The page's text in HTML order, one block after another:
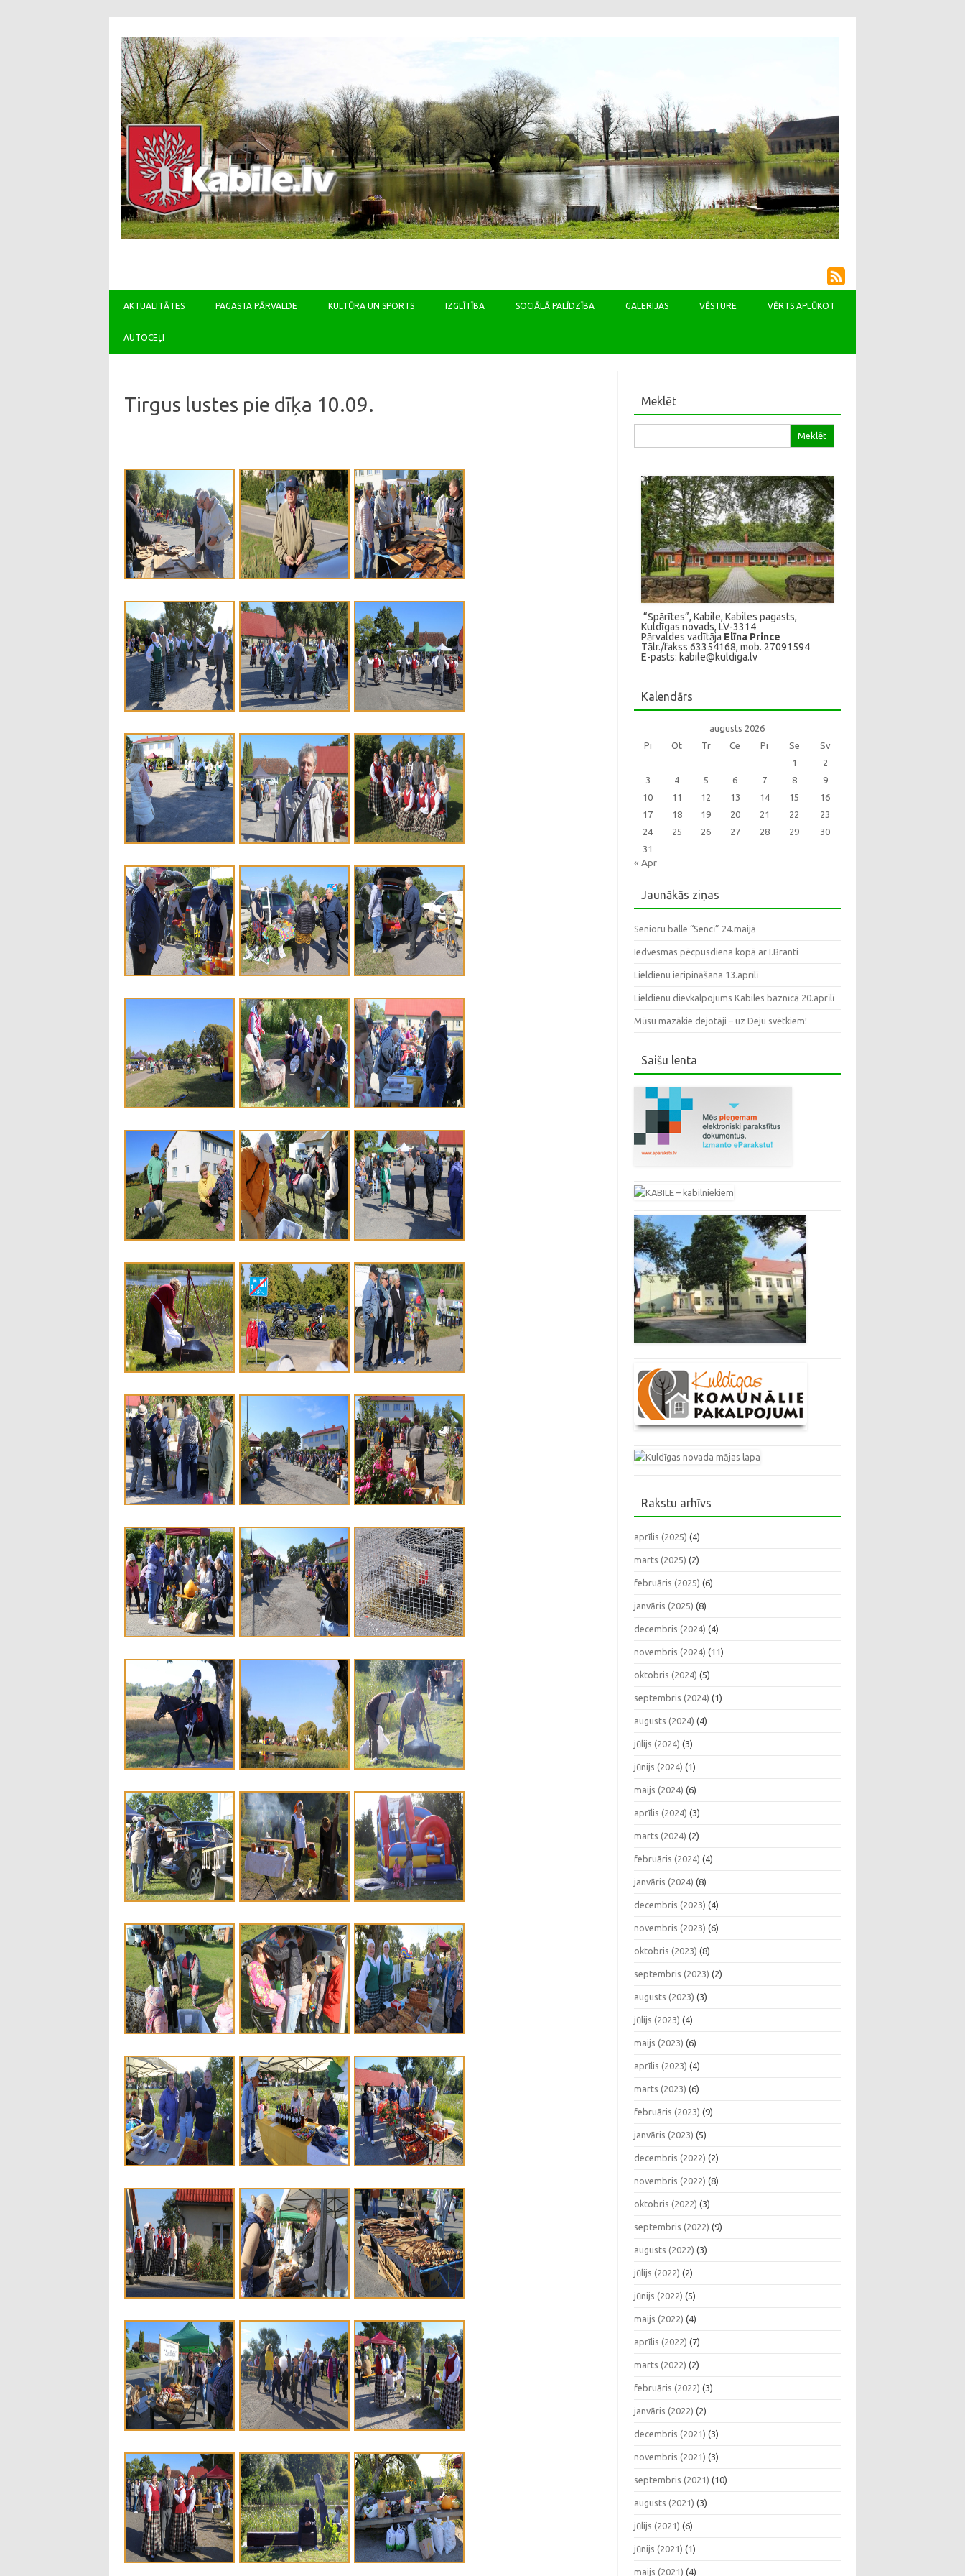
AKTUALITĀTES PAGASTA PĀRVALDE KULTŪRA UN SPORTS IZGLĪTĪBA SOCIĀLĀ PALĪDZĪBA GALERIJAS VĒSTURE VĒRTS APLŪKOT
AUTOCEĻI
Tirgus lustes pie dīķa 10.09. Meklēt
“Spārītes”, Kabile, Kabiles pagasts,
Kuldīgas novads, LV-3314
Pārvaldes vadītāja Elīna Prince
Tālr./fakss 63354168, mob. 27091594
E-pasts: kabile@kuldiga.lv
Kalendārs
augusts 2026
Pi
Ot Tr Ce Pi Se
Sv
1
2
3
4 5 6 7 8
9
10
11 12 13 14 15
16
17
18 19 20 21 22
23
24
25 26 27 28 29
30
31
« Apr
Jaunākās ziņas
Senioru balle “Sencī” 24.maijā
Iedvesmas pēcpusdiena kopā ar I.Branti
Lieldienu ieripināšana 13.aprīlī
Lieldienu dievkalpojums Kabiles baznīcā 20.aprīlī
Mūsu mazākie dejotāji – uz Deju svētkiem!
Saišu lenta
Rakstu arhīvs
aprīlis (2025) (4)
marts (2025) (2)
februāris (2025) (6)
janvāris (2025) (8)
decembris (2024) (4)
novembris (2024) (11)
oktobris (2024) (5)
septembris (2024) (1)
augusts (2024) (4)
jūlijs (2024) (3)
jūnijs (2024) (1)
maijs (2024) (6)
aprīlis (2024) (3)
marts (2024) (2)
februāris (2024) (4)
janvāris (2024) (8)
decembris (2023) (4)
novembris (2023) (6)
oktobris (2023) (8)
septembris (2023) (2)
augusts (2023) (3)
jūlijs (2023) (4)
maijs (2023) (6)
aprīlis (2023) (4)
marts (2023) (6)
februāris (2023) (9)
janvāris (2023) (5)
decembris (2022) (2)
novembris (2022) (8)
oktobris (2022) (3)
septembris (2022) (9)
augusts (2022) (3)
jūlijs (2022) (2)
jūnijs (2022) (5)
maijs (2022) (4)
aprīlis (2022) (7)
marts (2022) (2)
februāris (2022) (3)
janvāris (2022) (2)
decembris (2021) (3)
novembris (2021) (3)
septembris (2021) (10)
augusts (2021) (3)
jūlijs (2021) (6)
jūnijs (2021) (1)
maijs (2021) (4)